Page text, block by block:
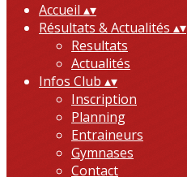
Accueil ▴▾
Résultats & Actualités ▴▾
Resultats
Actualités
Infos Club ▴▾
Inscription
Planning
Entraineurs
Gymnases
Contact